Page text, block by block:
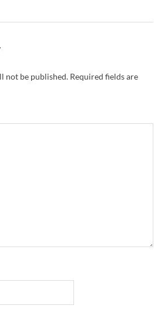
not be published. Required fields are